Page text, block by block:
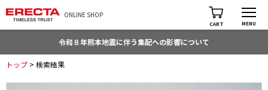
ONLINE SHOP
CART MENU
令和８年熊本地震に伴う集配への影響について
トップ > 検索結果